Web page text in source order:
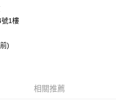
運費
號1樓
)
相關推薦